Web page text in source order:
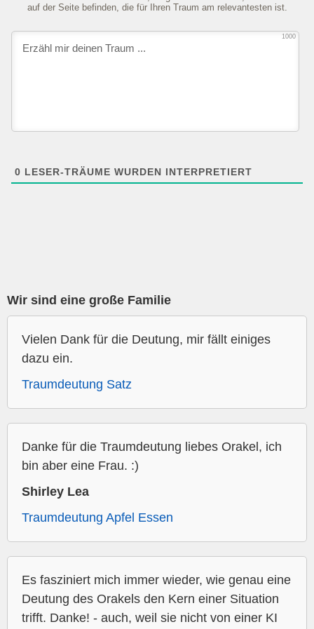
auf der Seite befinden, die für Ihren Traum am relevantesten ist.
1000
0 LESER-TRÄUME WURDEN INTERPRETIERT
Wir sind eine große Familie
Vielen Dank für die Deutung, mir fällt einiges
dazu ein.
Traumdeutung Satz
Danke für die Traumdeutung liebes Orakel, ich
bin aber eine Frau. :)
Shirley Lea
Traumdeutung Apfel Essen
Es fasziniert mich immer wieder, wie genau eine
Deutung des Orakels den Kern einer Situation
trifft. Danke! - auch, weil sie nicht von einer KI